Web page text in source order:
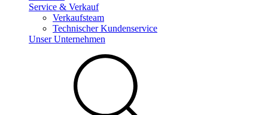
Service & Verkauf
Verkaufsteam
Technischer Kundenservice
Unser Unternehmen